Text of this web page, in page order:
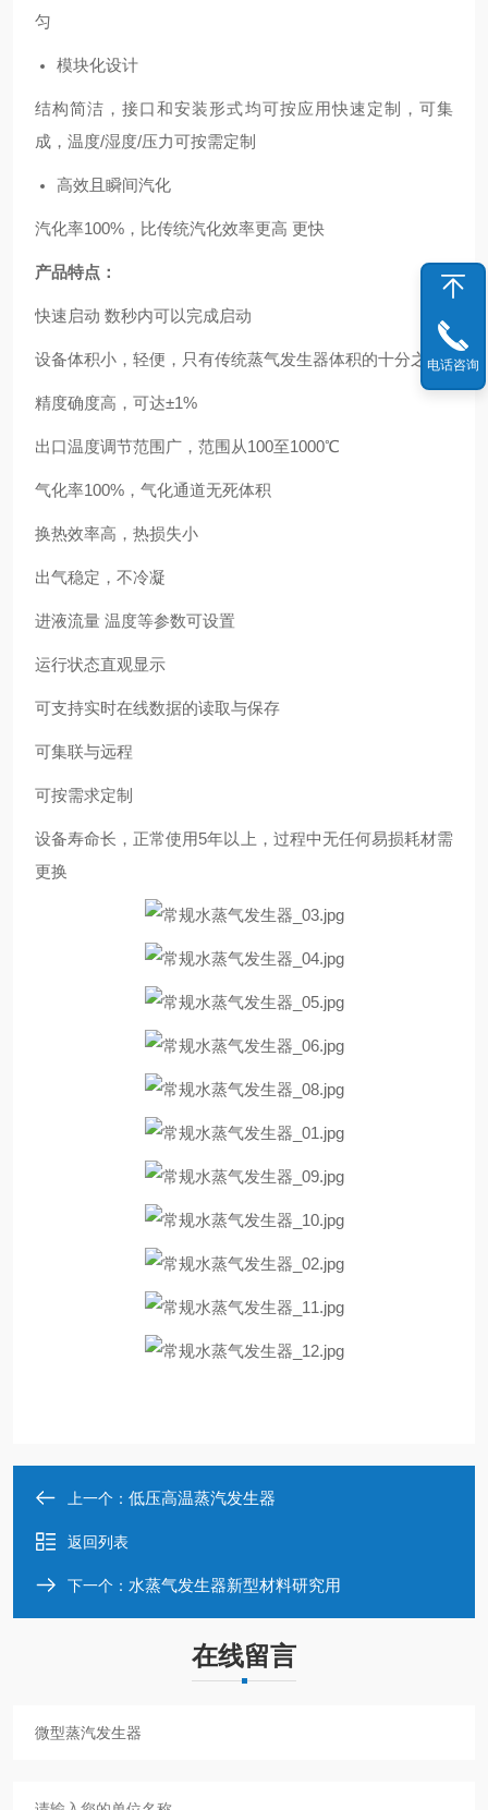
匀
模块化设计
结构简洁，接口和安装形式均可按应用快速定制，可集
成，温度/湿度/压力可按需定制
高效且瞬间汽化
汽化率100%，比传统汽化效率更高 更快
产品特点：
快速启动 数秒内可以完成启动
设备体积小，轻便，只有传统蒸气发生器体积的十分之一
精度确度高，可达±1%
出口温度调节范围广，范围从100至1000℃
气化率100%，气化通道无死体积
换热效率高，热损失小
出气稳定，不冷凝
进液流量 温度等参数可设置
运行状态直观显示
可支持实时在线数据的读取与保存
可集联与远程
可按需求定制
设备寿命长，正常使用5年以上，过程中无任何易损耗材需
更换
上一个： 低压高温蒸汽发生器
返回列表
下一个： 水蒸气发生器新型材料研究用
在线留言
电话咨询